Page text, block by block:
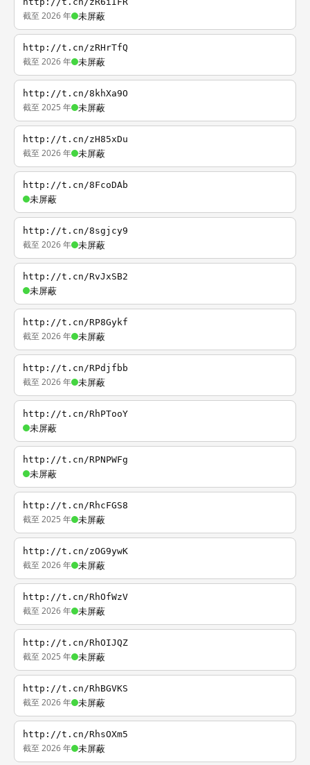
截至 2026 年 未屏蔽
http://t.cn/zRHrTfQ
截至 2026 年 未屏蔽
http://t.cn/8khXa9O
截至 2025 年 未屏蔽
http://t.cn/zH85xDu
截至 2026 年 未屏蔽
http://t.cn/8FcoDAb
未屏蔽
http://t.cn/8sgjcy9
截至 2026 年 未屏蔽
http://t.cn/RvJxSB2
未屏蔽
http://t.cn/RP8Gykf
截至 2026 年 未屏蔽
http://t.cn/RPdjfbb
截至 2026 年 未屏蔽
http://t.cn/RhPTooY
未屏蔽
http://t.cn/RPNPWFg
未屏蔽
http://t.cn/RhcFGS8
截至 2025 年 未屏蔽
http://t.cn/zOG9ywK
截至 2026 年 未屏蔽
http://t.cn/RhOfWzV
截至 2026 年 未屏蔽
http://t.cn/RhOIJQZ
截至 2025 年 未屏蔽
http://t.cn/RhBGVKS
截至 2026 年 未屏蔽
http://t.cn/RhsOXm5
截至 2026 年 未屏蔽